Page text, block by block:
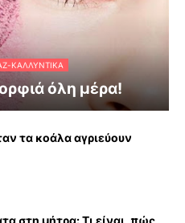
ΚΑΛΛΥΝΤΙΚΆ
όλη μέρα!
τα κοάλα αγριεύουν
στη μήτρα: Τι είναι, πώς